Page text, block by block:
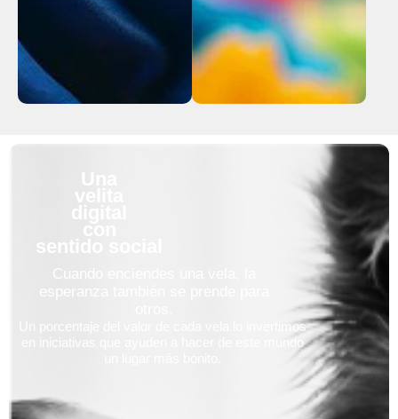
sentido social
Cuando enciendes una vela, la
Un porcentaje del valor de cada vela lo invertimos
en iniciativas que ayuden a hacer de este mundo